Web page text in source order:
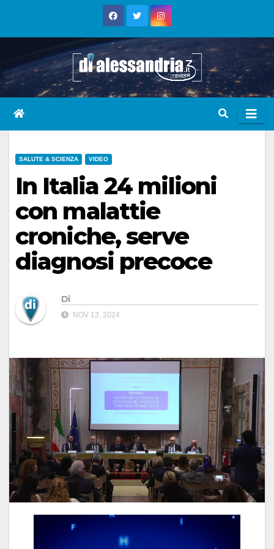
SALUTE & SCIENZA VIDEO
In Italia 24 milioni
con malattie
croniche, serve
diagnosi precoce
Di
NOV 13, 2024